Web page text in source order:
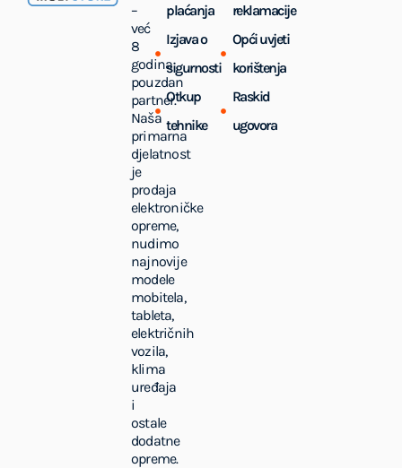
–
već
8
godina
pouzdan
partner.
Naša
primarna
djelatnost
je
prodaja
elektroničke
opreme,
nudimo
najnovije
modele
mobitela,
tableta,
električnih
vozila,
klima
uređaja
i
ostale
dodatne
opreme.
plaćanja
reklamacije
Izjava o
sigurnosti
Opći uvjeti
korištenja
Otkup
tehnike
Raskid
ugovora